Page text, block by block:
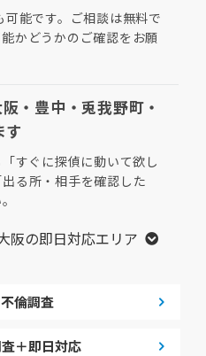
能です。ご相談は無料で
かどうかのご確認をお願
・豊中・兎我野町・
す
すぐに探偵に動いて欲し
る所・相手を確認した
。
阪の即日対応エリア
倫調査
＋即日対応